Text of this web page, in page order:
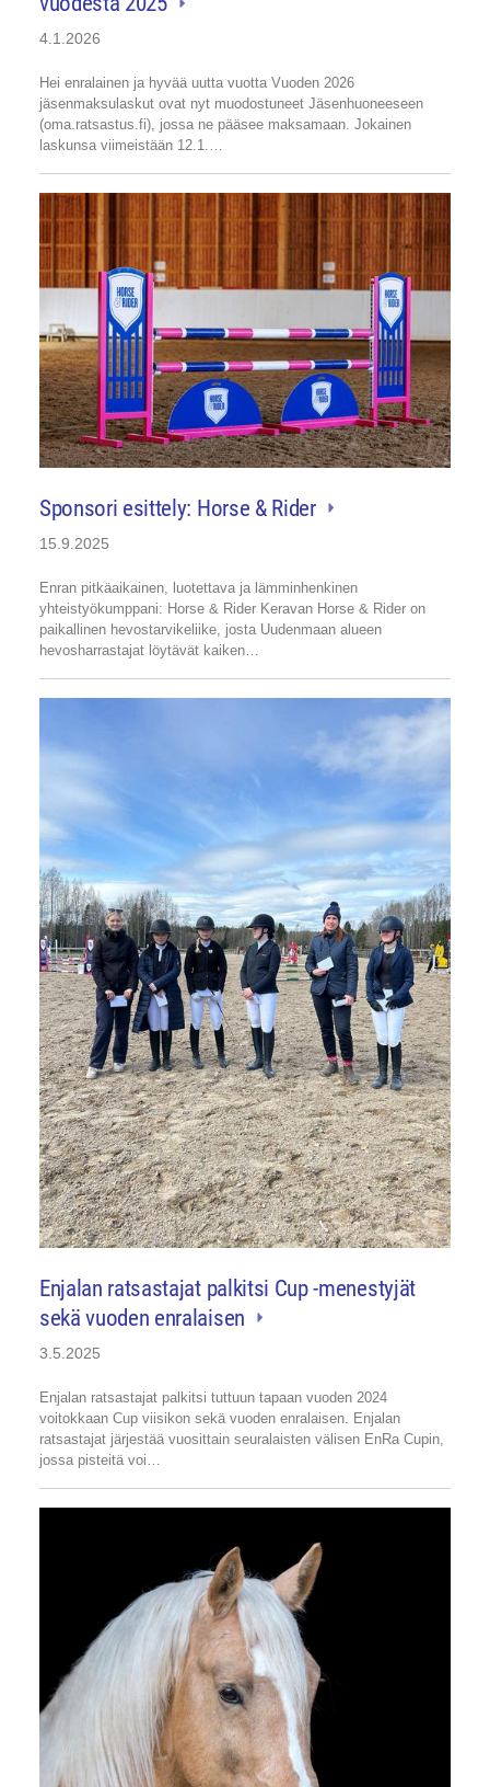
4.1.2026
Hei enralainen ja hyvää uutta vuotta Vuoden 2026
jäsenmaksulaskut ovat nyt muodostuneet Jäsenhuoneeseen
(oma.ratsastus.fi), jossa ne pääsee maksamaan. Jokainen
laskunsa viimeistään 12.1.…
Sponsori esittely: Horse & Rider
15.9.2025
Enran pitkäaikainen, luotettava ja lämminhenkinen
yhteistyökumppani: Horse & Rider Keravan Horse & Rider on
paikallinen hevostarvikeliike, josta Uudenmaan alueen
hevosharrastajat löytävät kaiken…
Enjalan ratsastajat palkitsi Cup -menestyjät
sekä vuoden enralaisen
3.5.2025
Enjalan ratsastajat palkitsi tuttuun tapaan vuoden 2024
voitokkaan Cup viisikon sekä vuoden enralaisen. Enjalan
ratsastajat järjestää vuosittain seuralaisten välisen EnRa Cupin,
jossa pisteitä voi…